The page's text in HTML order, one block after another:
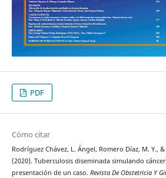
PDF
Cómo citar
Rodríguez Chávez, L. Ángel, Romero Díaz, M. Y.,
(2020). Tuberculosis diseminada simulando
presentación de un caso. Revista De Obstetricia Y